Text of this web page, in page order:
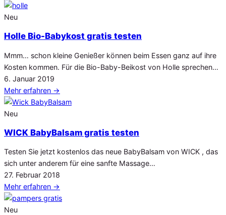
Neu
Holle Bio-Babykost gratis testen
Mmm… schon kleine Genießer können beim Essen ganz auf ihre
Kosten kommen. Für die Bio-Baby-Beikost von Holle sprechen…
Veröffentlicht
am
6. Januar 2019
Mehr erfahren →
Neu
WICK BabyBalsam gratis testen
Testen Sie jetzt kostenlos das neue BabyBalsam von WICK , das
sich unter anderem für eine sanfte Massage…
Veröffentlicht
am
27. Februar 2018
Mehr erfahren →
Neu